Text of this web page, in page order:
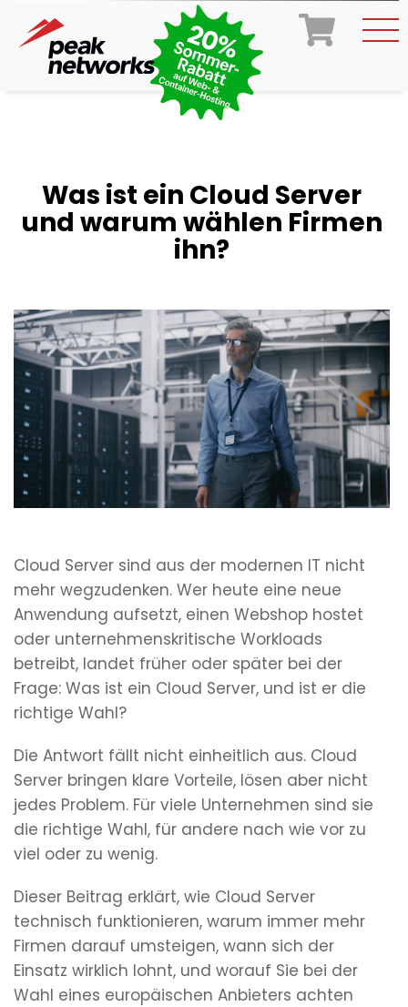
Was ist ein Cloud Server
und warum wählen Firmen
ihn?
Cloud Server sind aus der modernen IT nicht
mehr wegzudenken. Wer heute eine neue
Anwendung aufsetzt, einen Webshop hostet
oder unternehmenskritische Workloads
betreibt, landet früher oder später bei der
Frage: Was ist ein Cloud Server, und ist er die
richtige Wahl?
Die Antwort fällt nicht einheitlich aus. Cloud
Server bringen klare Vorteile, lösen aber nicht
jedes Problem. Für viele Unternehmen sind sie
die richtige Wahl, für andere nach wie vor zu
viel oder zu wenig.
Dieser Beitrag erklärt, wie Cloud Server
technisch funktionieren, warum immer mehr
Firmen darauf umsteigen, wann sich der
Einsatz wirklich lohnt, und worauf Sie bei der
Wahl eines europäischen Anbieters achten